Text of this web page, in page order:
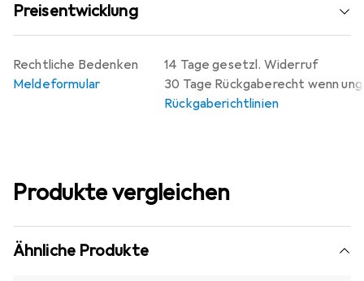
Preisentwicklung
14 Tage gesetzl. Widerruf
30 Tage Rückgaberecht wenn
Rückgaberichtlinien
Rechtliche Bedenken
Meldeformular
Produkte vergleichen
Ähnliche Produkte